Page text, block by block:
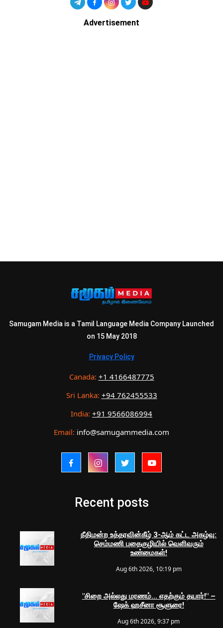
Advertisement
Samugam Media is a Tamil Language Media Company Launched
on 15 May 2018
Privacy Policy
Canada: +1 4166487775
Sri Lanka: +94 762455533
India: +91 9566086994
Email: info@samugammedia.com
Recent posts
நீதிமன்ற உத்தரவின்கீழ் 3-ஆம் கட்ட அகழ்வு:
செம்மணி புதைகுழியில் வெளிவரும்
உண்மைகள்!
Aug 6th 2026, 10:19 pm
"சிறை அல்லது மரணம்... எதற்கும் தயார்!" –
ஷேக் ஹசீனா சூளுரை!
Aug 6th 2026, 9:37 pm